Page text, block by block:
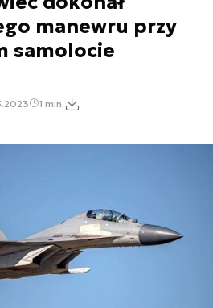
manewru przy
samolocie
1 min.